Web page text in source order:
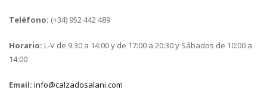
Teléfono: (+34) 952 442 489
Horario: L-V de 9:30 a 14:00 y de 17:00 a 20:30 y Sábados de 10:00 a
14:00
Email: info@calzadosalani.com